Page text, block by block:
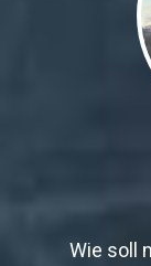
Wie soll